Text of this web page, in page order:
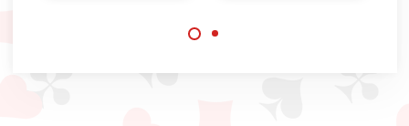
situé dans l'Egypte